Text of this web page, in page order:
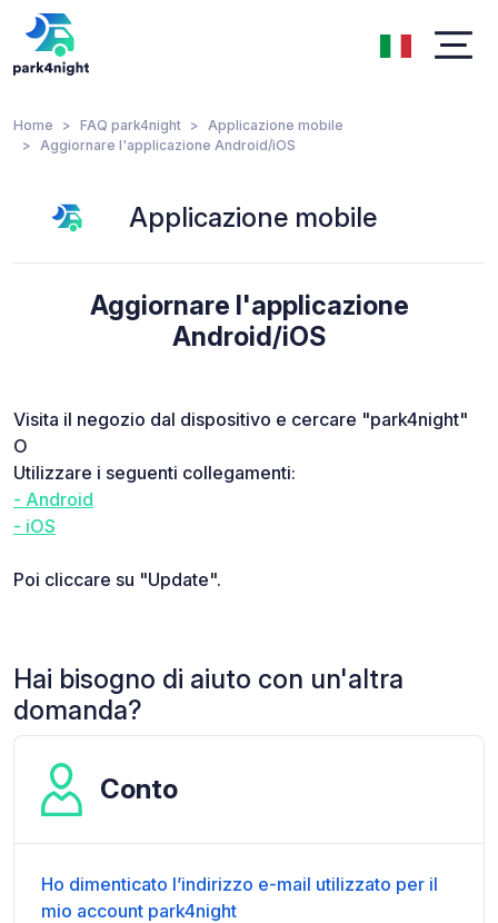
Home FAQ park4night
Applicazione mobile
Aggiornare l'applicazione Android/iOS
Applicazione mobile
Aggiornare l'applicazione
Android/iOS
Visita il negozio dal dispositivo e cercare "park4night"
O
Utilizzare i seguenti collegamenti:
- Android
- iOS
Poi cliccare su "Update".
Hai bisogno di aiuto con un'altra
domanda?
Conto
Ho dimenticato l’indirizzo e-mail utilizzato per il
mio account park4night